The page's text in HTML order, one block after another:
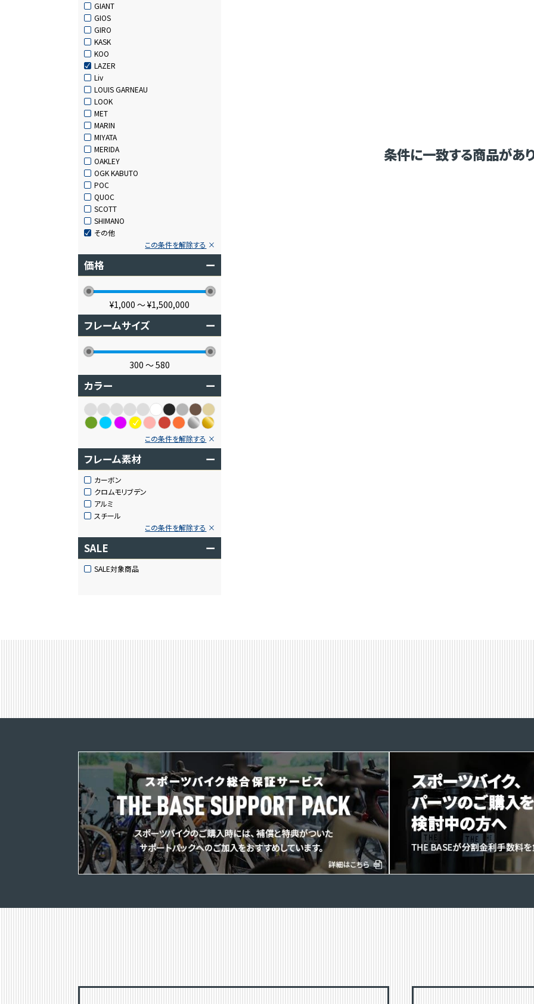
GIANT
GIOS
GIRO
KASK
KOO
LAZER
Liv
LOUIS GARNEAU
LOOK
MET
MARIN
MIYATA
MERIDA
OAKLEY
OGK KABUTO
POC
QUOC
SCOTT
SHIMANO
その他
この条件を解除する
価格 ー
¥1,000 〜¥1,500,000
フレームサイズ ー
300 〜580
カラー ー
この条件を解除する
フレーム素材 ー
カーボン
クロムモリブデン
アルミ
スチール
この条件を解除する
SALE ー
SALE対象商品
条件に一致する商品があ